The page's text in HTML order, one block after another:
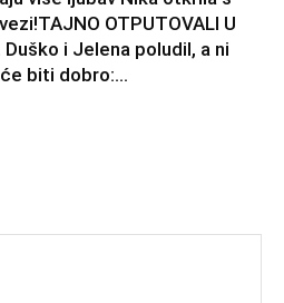
OTPUTOVALI U
Duško i Jelena poludil, a ni
biti dobro:...